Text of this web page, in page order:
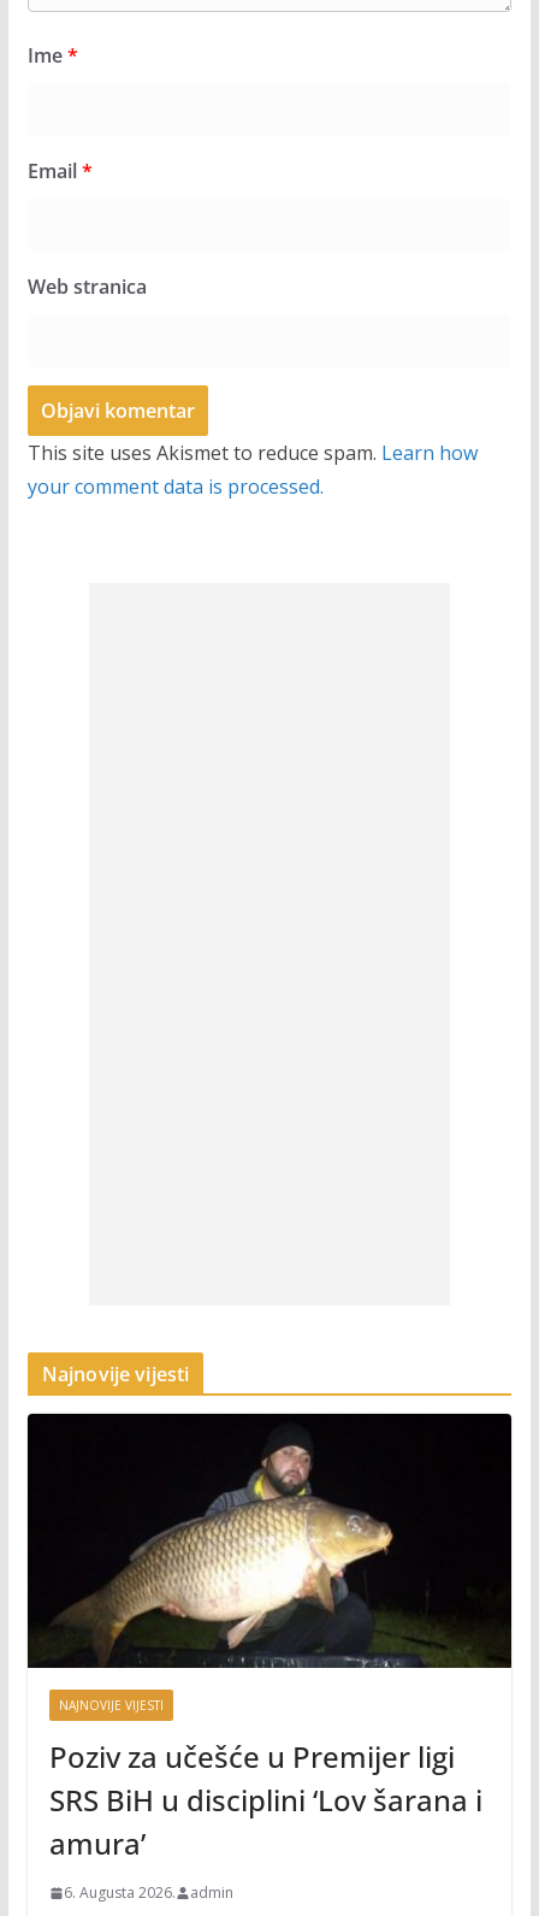
Ime*
Email*
Web stranica
This site uses Akismet to reduce spam. Learn how
your comment data is processed.
Najnovije vijesti
NAJNOVIJE VIJESTI
Poziv za učešće u Premijer ligi
SRS BiH u disciplini ‘Lov šarana i
amura’
6. Augusta 2026. admin